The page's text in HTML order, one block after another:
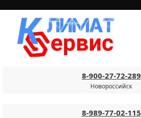
8-900-27-72-289
Новороссийск
8-989-77-02-115